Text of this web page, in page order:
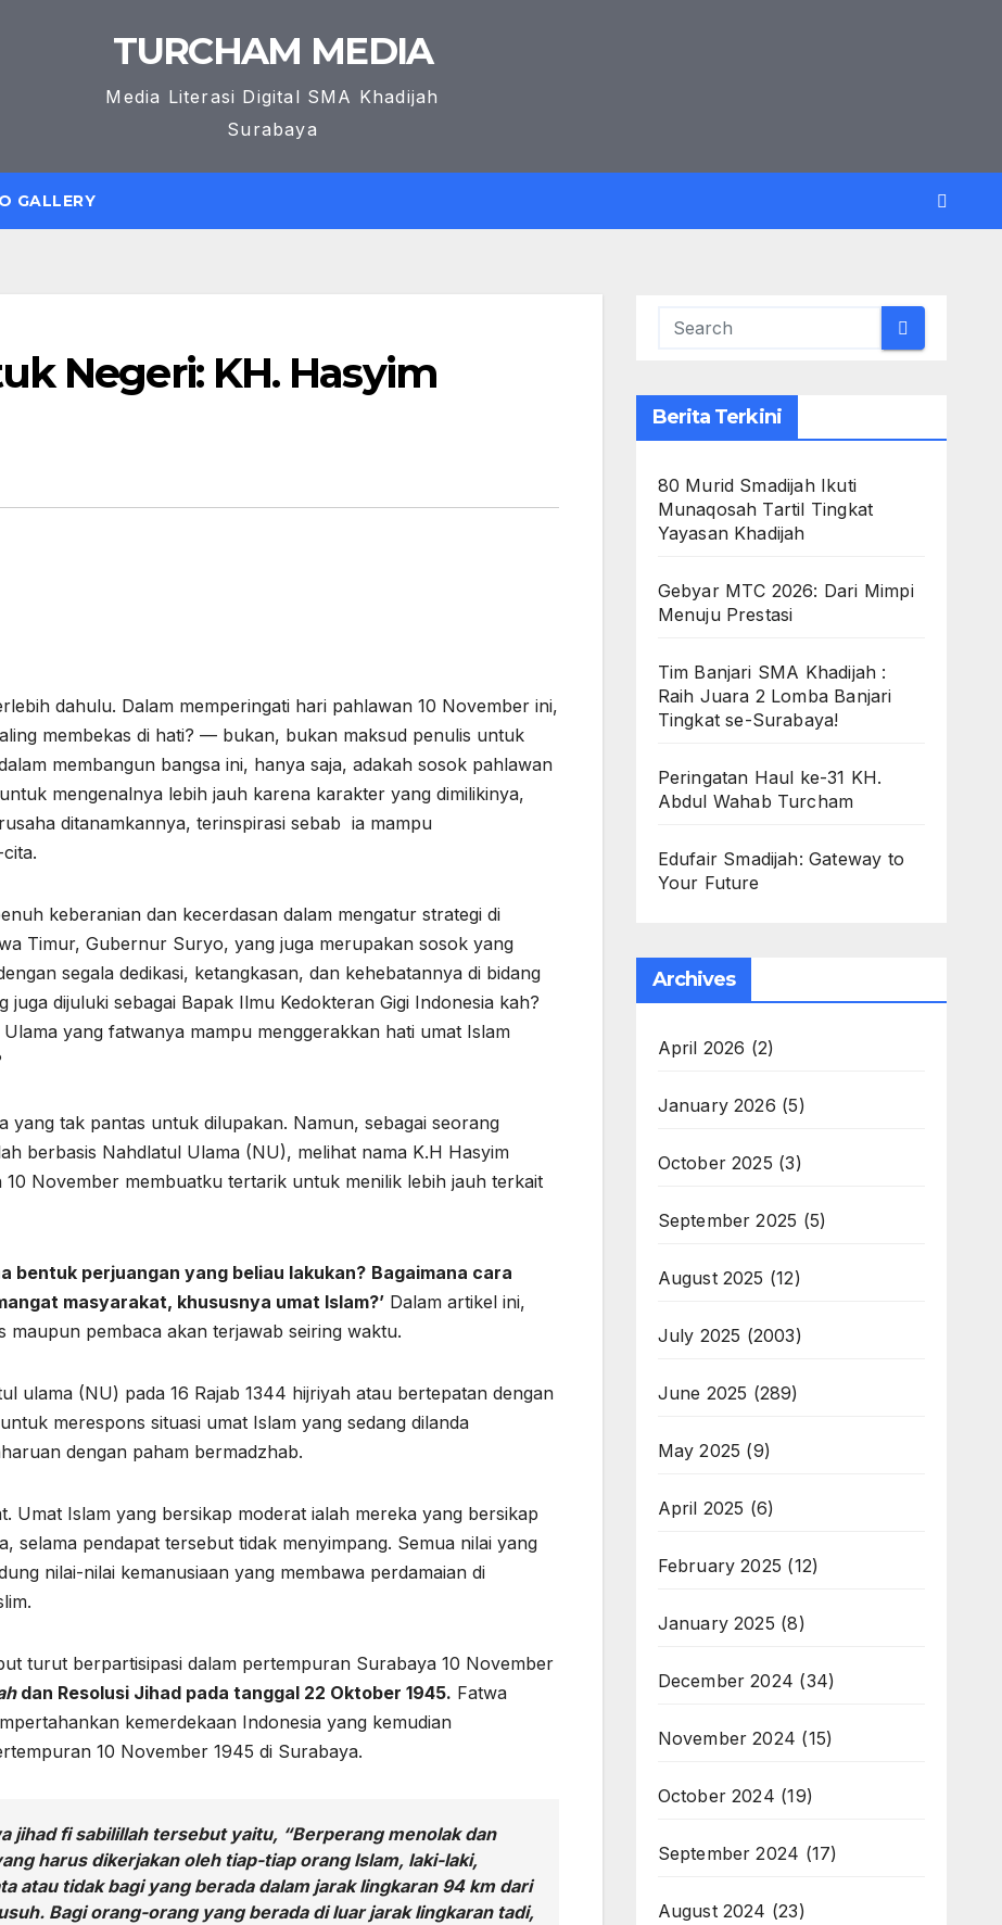
TURCHAM MEDIA
Media Literasi Digital SMA Khadijah
Surabaya
GALLERY
Negeri: KH. Hasyim
dahulu. Dalam memperingati hari pahlawan 10 November ini,
membekas di hati? — bukan, bukan maksud penulis untuk
membangun bangsa ini, hanya saja, adakah sosok pahlawan
mengenalnya lebih jauh karena karakter yang dimilikinya,
ditanamkannya, terinspirasi sebab ia mampu
keberanian dan kecerdasan dalam mengatur strategi di
Timur, Gubernur Suryo, yang juga merupakan sosok yang
segala dedikasi, ketangkasan, dan kehebatannya di bidang
dijuluki sebagai Bapak Ilmu Kedokteran Gigi Indonesia kah?
yang fatwanya mampu menggerakkan hati umat Islam
yang tak pantas untuk dilupakan. Namun, sebagai seorang
berbasis Nahdlatul Ulama (NU), melihat nama K.H Hasyim
10 November membuatku tertarik untuk menilik lebih jauh terkait
bentuk perjuangan yang beliau lakukan? Bagaimana cara
masyarakat, khususnya umat Islam?’ Dalam artikel ini,
maupun pembaca akan terjawab seiring waktu.
ulama (NU) pada 16 Rajab 1344 hijriyah atau bertepatan dengan
merespons situasi umat Islam yang sedang dilanda
dengan paham bermadzhab.
Umat Islam yang bersikap moderat ialah mereka yang bersikap
selama pendapat tersebut tidak menyimpang. Semua nilai yang
nilai-nilai kemanusiaan yang membawa perdamaian di
turut berpartisipasi dalam pertempuran Surabaya 10 November
dan Resolusi Jihad pada tanggal 22 Oktober 1945. Fatwa
kemerdekaan Indonesia yang kemudian
10 November 1945 di Surabaya.
jihad fi sabilillahtersebut yaitu, “Berperang menolak dan
harus dikerjakan oleh tiap-tiap orang Islam, Iaki-Iaki,
atau tidak bagi yang berada dalam jarak Iingkaran 94 km dari
Bagi orang-orang yang berada di Iuar jarak Iingkaran tadi,
Berita Terkini
80 Murid Smadijah Ikuti
Munaqosah Tartil Tingkat
Yayasan Khadijah
Gebyar MTC 2026: Dari Mimpi
Menuju Prestasi
Tim Banjari SMA Khadijah :
Raih Juara 2 Lomba Banjari
Tingkat se-Surabaya!
Peringatan Haul ke-31 KH.
Abdul Wahab Turcham
Edufair Smadijah: Gateway to
Your Future
Archives
April 2026 (2)
January 2026 (5)
October 2025 (3)
September 2025 (5)
August 2025 (12)
July 2025 (2003)
June 2025 (289)
May 2025 (9)
April 2025 (6)
February 2025 (12)
January 2025 (8)
December 2024 (34)
November 2024 (15)
October 2024 (19)
September 2024 (17)
August 2024 (23)